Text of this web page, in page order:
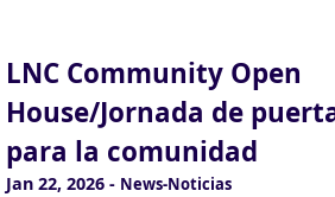
LNC Community Open
House/Jornada de
para la comunidad
Jan 22, 2026 - News-Noticias